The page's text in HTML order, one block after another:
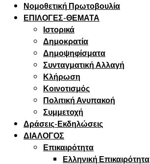
Νομοθετική Πρωτοβουλία
ΕΠΙΛΟΓΕΣ-ΘΕΜΑΤΑ
Ιστορικά
Δημοκρατία
Δημοψηφίσματα
Συνταγματική Αλλαγή
Κλήρωση
Κοινοτισμός
Πολιτική Ανυπακοή
Συμμετοχή
Δράσεις-Εκδηλώσεις
ΔΙΑΛΟΓΟΣ
Επικαιρότητα
Ελληνική Επικαιρότητα